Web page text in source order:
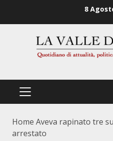
8
PRIMÄRES
Home Aveva rapinato tre
arrestato